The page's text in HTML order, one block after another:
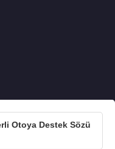
Otoya Destek Sözü